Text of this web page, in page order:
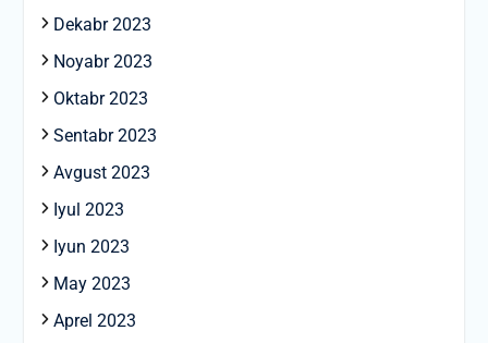
Dekabr 2023
Noyabr 2023
Oktabr 2023
Sentabr 2023
Avgust 2023
Iyul 2023
Iyun 2023
May 2023
Aprel 2023